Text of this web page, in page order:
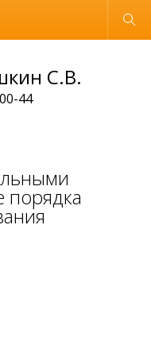
Обычная версия
С.В.
44
порядка